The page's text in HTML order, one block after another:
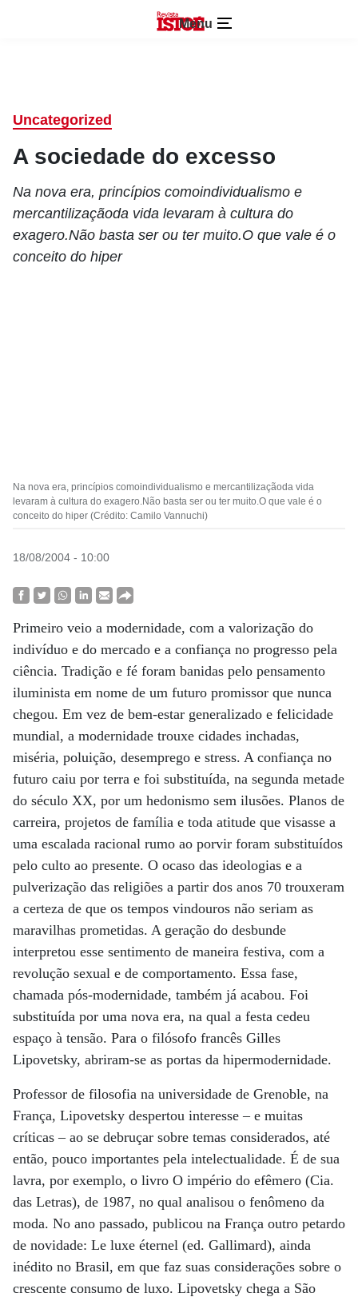
Menu
Uncategorized
A sociedade do excesso
Na nova era, princípios comoindividualismo e
mercantilizaçãoda vida levaram à cultura do
exagero.Não basta ser ou ter muito.O que vale é o
conceito do hiper
Na nova era, princípios comoindividualismo e mercantilizaçãoda vida
levaram à cultura do exagero.Não basta ser ou ter muito.O que vale é o
conceito do hiper (Crédito: Camilo Vannuchi)
18/08/2004 - 10:00
Primeiro veio a modernidade, com a valorização do
indivíduo e do mercado e a confiança no progresso pela
ciência. Tradição e fé foram banidas pelo pensamento
iluminista em nome de um futuro promissor que nunca
chegou. Em vez de bem-estar generalizado e felicidade
mundial, a modernidade trouxe cidades inchadas,
miséria, poluição, desemprego e stress. A confiança no
futuro caiu por terra e foi substituída, na segunda metade
do século XX, por um hedonismo sem ilusões. Planos de
carreira, projetos de família e toda atitude que visasse a
uma escalada racional rumo ao porvir foram substituídos
pelo culto ao presente. O ocaso das ideologias e a
pulverização das religiões a partir dos anos 70 trouxeram
a certeza de que os tempos vindouros não seriam as
maravilhas prometidas. A geração do desbunde
interpretou esse sentimento de maneira festiva, com a
revolução sexual e de comportamento. Essa fase,
chamada pós-modernidade, também já acabou. Foi
substituída por uma nova era, na qual a festa cedeu
espaço à tensão. Para o filósofo francês Gilles
Lipovetsky, abriram-se as portas da hipermodernidade.
Professor de filosofia na universidade de Grenoble, na
França, Lipovetsky despertou interesse – e muitas
críticas – ao se debruçar sobre temas considerados, até
então, pouco importantes pela intelectualidade. É de sua
lavra, por exemplo, o livro O império do efêmero (Cia.
das Letras), de 1987, no qual analisou o fenômeno da
moda. No ano passado, publicou na França outro petardo
de novidade: Le luxe éternel (ed. Gallimard), ainda
inédito no Brasil, em que faz suas considerações sobre o
crescente consumo de luxo. Lipovetsky chega a São